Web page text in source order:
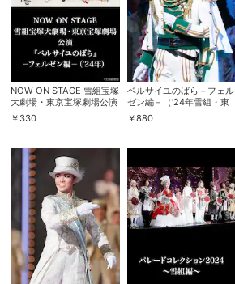
NOW ON STAGE 雪組宝塚
大劇場・東京宝塚劇場公演
『ベルサイユのばら』－フ
ェルゼン編－（’24年）
￥ 330
ベルサイユのばら－フェル
ゼン編－（’24年雪組・東
京・千秋楽）
￥880